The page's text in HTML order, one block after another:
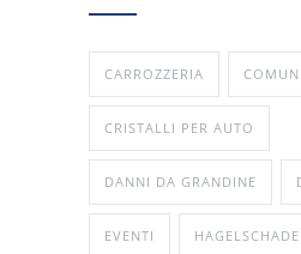
CARROZZERIA
CRISTALLI PER AUTO
DANNI DA GRANDINE
EVENTI